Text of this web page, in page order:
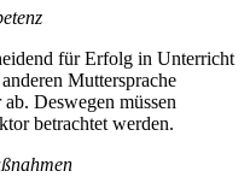
für Erfolg in Unterricht
Muttersprache
Deswegen müssen
betrachtet werden.